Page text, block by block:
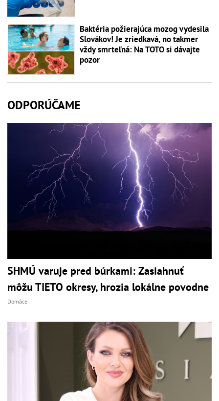
Baktéria požierajúca mozog vydesila
Slovákov! Je zriedkavá, no takmer
vždy smrteľná: Na TOTO si dávajte
pozor
ODPORÚČAME
SHMÚ varuje pred búrkami: Zasiahnuť
môžu TIETO okresy, hrozia lokálne povodne
Domáce